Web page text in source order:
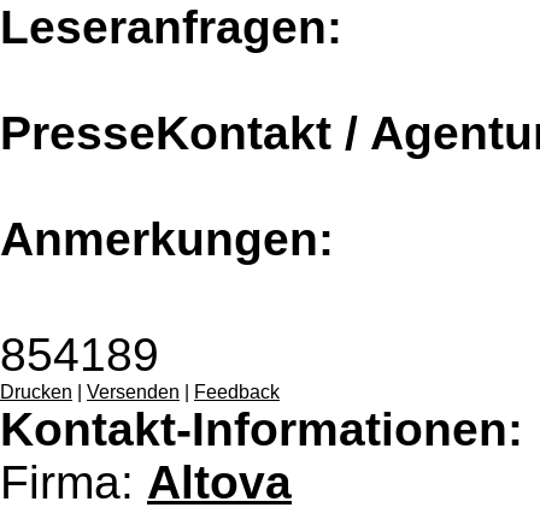
Leseranfragen:
PresseKontakt /
Anmerkungen:
854189
Drucken Versenden Feedback
Kontakt-Informationen:
Firma: Altova